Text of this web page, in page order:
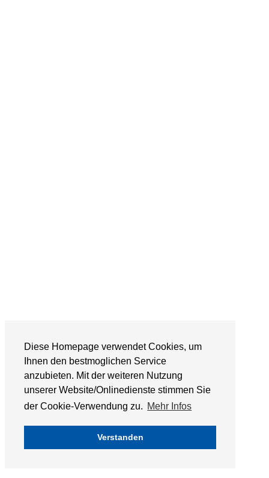
Diese Homepage verwendet Cookies, um
Ihnen den bestmoglichen Service
anzubieten. Mit der weiteren Nutzung
unserer Website/Onlinedienste stimmen Sie
der Cookie-Verwendung zu. Mehr Infos
Verstanden